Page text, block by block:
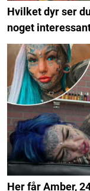
Hvilket dyr ser
noget
Her får Amber,